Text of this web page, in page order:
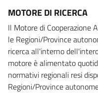
MOTORE DI RICERCA
Il Motore di Cooperazione
le Regioni/Province
ricerca all'interno
motore è alimentato
normativi regionali resi
Regioni/Province